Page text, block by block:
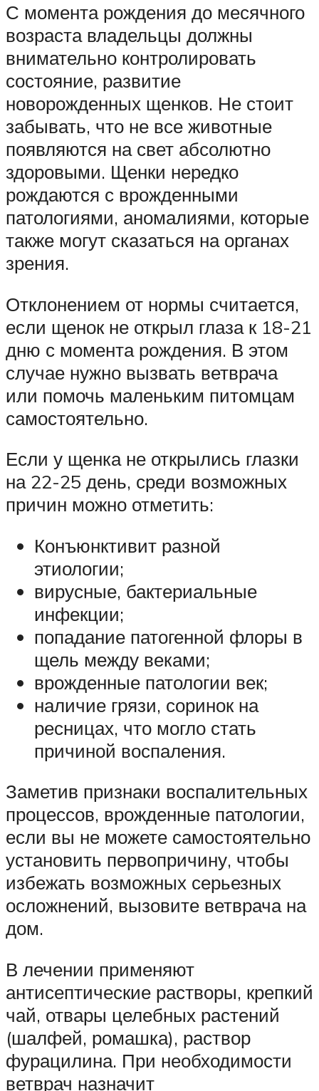
С момента рождения до месячного
возраста владельцы должны
внимательно контролировать
состояние, развитие
новорожденных щенков. Не стоит
забывать, что не все животные
появляются на свет абсолютно
здоровыми. Щенки нередко
рождаются с врожденными
патологиями, аномалиями, которые
также могут сказаться на органах
зрения.
Отклонением от нормы считается,
если щенок не открыл глаза к 18-21
дню с момента рождения. В этом
случае нужно вызвать ветврача
или помочь маленьким питомцам
самостоятельно.
Если у щенка не открылись глазки
на 22-25 день, среди возможных
причин можно отметить:
Конъюнктивит разной
этиологии;
вирусные, бактериальные
инфекции;
попадание патогенной флоры в
щель между веками;
врожденные патологии век;
наличие грязи, соринок на
ресницах, что могло стать
причиной воспаления.
Заметив признаки воспалительных
процессов, врожденные патологии,
если вы не можете самостоятельно
установить первопричину, чтобы
избежать возможных серьезных
осложнений, вызовите ветврача на
дом.
В лечении применяют
антисептические растворы, крепкий
чай, отвары целебных растений
(шалфей, ромашка), раствор
фурацилина. При необходимости
ветврач назначит